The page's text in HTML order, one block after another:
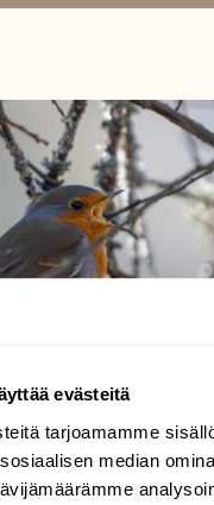
evästeitä
tarjoamamme
median